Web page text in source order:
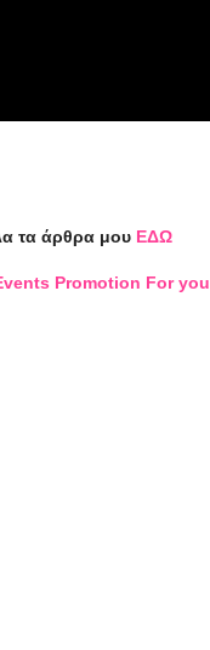
τα άρθρα μου ΕΔΩ
Promotion For you